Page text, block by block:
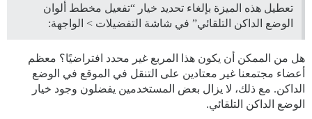
تعطيل هذه الميزة بإلغاء تحديد خيار “تفعيل مخطط ألوان
الوضع الداكن التلقائي” في شاشة التفضيلات > الواجهة:
هل من الممكن أن يكون هذا المربع غير محدد افتراضيًا؟ معظم
أعضاء مجتمعنا غير معتادين على التنقل في الموقع في الوضع
الداكن. مع ذلك، لا يزال بعض المستخدمين يفضلون وجود خيار
الوضع الداكن التلقائي.